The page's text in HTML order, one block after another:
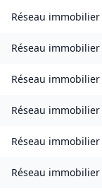
Réseau immobilier
Réseau immobilier
Réseau immobilier
Réseau immobilier
Réseau immobilier
Réseau immobilier